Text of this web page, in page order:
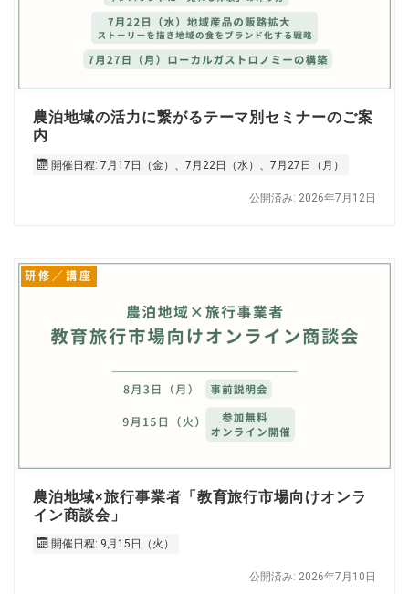
農泊地域の活力に繋がるテーマ別セミナーのご案
内
開催日程: 7月17日（金）、7月22日（水）、7月27日（月）
公開済み: 2026年7月12日
研修／講座
農泊地域×旅行事業者「教育旅行市場向けオンラ
イン商談会」
開催日程: 9月15日（火）
公開済み: 2026年7月10日